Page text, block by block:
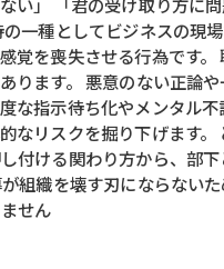
一種としてビジネスの現
覚を喪失させる行為です
ります。 悪意のない正論
な指示待ち化やメンタル
なリスクを掘り下げます
付ける関わり方から、部
組織を壊す刃にならない
せん